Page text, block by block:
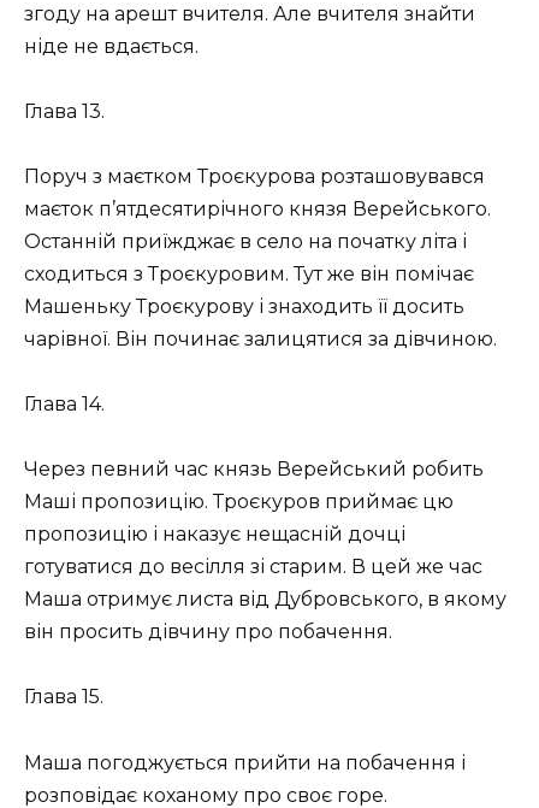
згоду на арешт вчителя. Але вчителя знайти
ніде не вдається.
Глава 13.
Поруч з маєтком Троєкурова розташовувався
маєток п’ятдесятирічного князя Верейського.
Останній приїжджає в село на початку літа і
сходиться з Троєкуровим. Тут же він помічає
Машеньку Троєкурову і знаходить її досить
чарівної. Він починає залицятися за дівчиною.
Глава 14.
Через певний час князь Верейський робить
Маші пропозицію. Троєкуров приймає цю
пропозицію і наказує нещасній дочці
готуватися до весілля зі старим. В цей же час
Маша отримує листа від Дубровського, в якому
він просить дівчину про побачення.
Глава 15.
Маша погоджується прийти на побачення і
розповідає коханому про своє горе.